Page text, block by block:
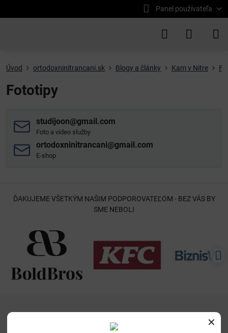
Panel používateľa
Úvod ortodoxninitrancani.sk Blogy a články Kam v Nitre
Fototipy
studijoon​@gmail​.com
Foto a video služby
ortodoxninitrancani​@gmail​.com
E-shop
ĎAKUJEME VŠETKÝM NAŠIM PODPOROVATEĽOM - BEZ VÁS BY
SME NEBOLI
✕